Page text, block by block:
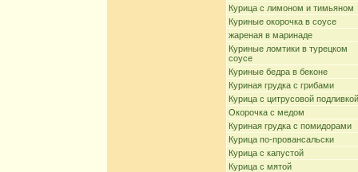
Курица с лимоном и тимьяном
Куриные окорочка в соусе
жареная в маринаде
Куриные ломтики в турецком
соусе
Куриные бедра в беконе
Куриная грудка с грибами
Курица с цитрусовой подливкой
Окорочка с медом
Куриная грудка с помидорами
Курица по-провансальски
Курица с капустой
Курица с мятой